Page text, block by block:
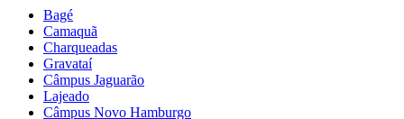
Bagé
Camaquã
Charqueadas
Gravataí
Câmpus Jaguarão
Lajeado
Câmpus Novo Hamburgo